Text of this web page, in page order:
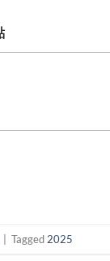
Tagged 2025